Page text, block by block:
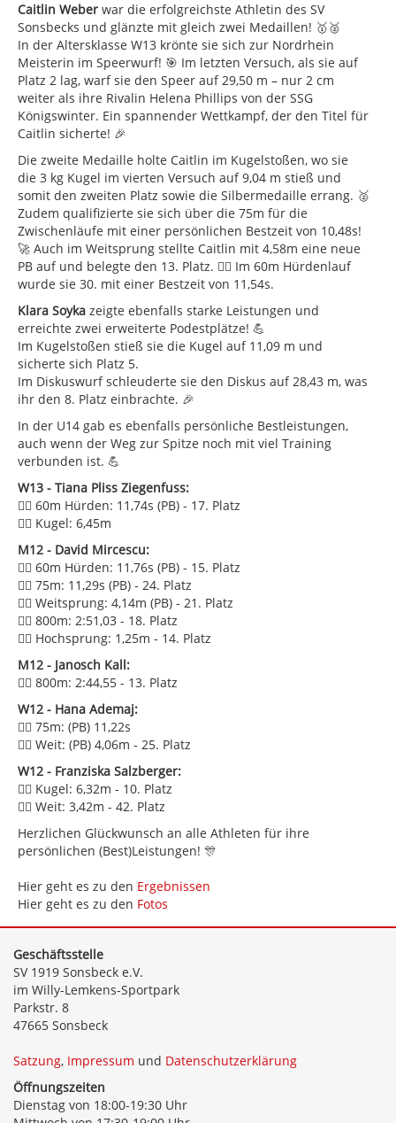
Caitlin Weber war die erfolgreichste Athletin des SV
Sonsbecks und glänzte mit gleich zwei Medaillen! 🥇🥈
In der Altersklasse W13 krönte sie sich zur Nordrhein
Meisterin im Speerwurf! 🎯 Im letzten Versuch, als sie auf
Platz 2 lag, warf sie den Speer auf 29,50 m – nur 2 cm
weiter als ihre Rivalin Helena Phillips von der SSG
Königswinter. Ein spannender Wettkampf, der den Titel für
Caitlin sicherte! 🎉
Die zweite Medaille holte Caitlin im Kugelstoßen, wo sie
die 3 kg Kugel im vierten Versuch auf 9,04 m stieß und
somit den zweiten Platz sowie die Silbermedaille errang. 🥈
Zudem qualifizierte sie sich über die 75m für die
Zwischenläufe mit einer persönlichen Bestzeit von 10,48s!
🚀 Auch im Weitsprung stellte Caitlin mit 4,58m eine neue
PB auf und belegte den 13. Platz. 🏃‍♀️ Im 60m Hürdenlauf
wurde sie 30. mit einer Bestzeit von 11,54s.
Klara Soyka zeigte ebenfalls starke Leistungen und
erreichte zwei erweiterte Podestplätze! 💪
Im Kugelstoßen stieß sie die Kugel auf 11,09 m und
sicherte sich Platz 5.
Im Diskuswurf schleuderte sie den Diskus auf 28,43 m, was
ihr den 8. Platz einbrachte. 🎉
In der U14 gab es ebenfalls persönliche Bestleistungen,
auch wenn der Weg zur Spitze noch mit viel Training
verbunden ist. 💪
W13 - Tiana Pliss Ziegenfuss:
🏃‍♀️ 60m Hürden: 11,74s (PB) - 17. Platz
🏋️‍♀️ Kugel: 6,45m
M12 - David Mircescu:
🏃‍♂️ 60m Hürden: 11,76s (PB) - 15. Platz
🏃‍♂️ 75m: 11,29s (PB) - 24. Platz
🏃‍♂️ Weitsprung: 4,14m (PB) - 21. Platz
🏃‍♂️ 800m: 2:51,03 - 18. Platz
🏃‍♂️ Hochsprung: 1,25m - 14. Platz
M12 - Janosch Kall:
🏃‍♂️ 800m: 2:44,55 - 13. Platz
W12 - Hana Ademaj:
🏃‍♀️ 75m: (PB) 11,22s
🏃‍♀️ Weit: (PB) 4,06m - 25. Platz
W12 - Franziska Salzberger:
🏋️‍♀️ Kugel: 6,32m - 10. Platz
🏃‍♀️ Weit: 3,42m - 42. Platz
Herzlichen Glückwunsch an alle Athleten für ihre
persönlichen (Best)Leistungen! 🎊
Hier geht es zu den Ergebnissen
Hier geht es zu den Fotos
Geschäftsstelle
SV 1919 Sonsbeck e.V.
im Willy-Lemkens-Sportpark
Parkstr. 8
47665 Sonsbeck
Satzung, Impressum und Datenschutzerklärung
Öffnungszeiten
Dienstag von 18:00-19:30 Uhr